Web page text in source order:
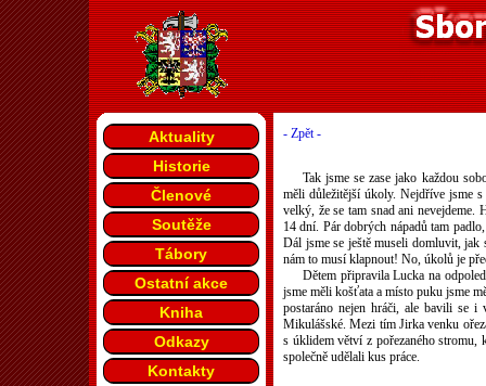
- Zpět -
Tak jsme se zase jako každou
měli důležitější úkoly. Nejdříve jsme
velký, že se tam snad ani nevejdeme.
14 dní. Pár dobrých nápadů tam
Dál jsme se ještě museli domluvit, jak
nám to musí klapnout! No, úkolů je
Dětem připravila Lucka na
jsme měli košťata a místo puku jsme
postaráno nejen hráči, ale bavili se i
Mikulášské. Mezi tím Jirka venku
s úklidem větví z pořezaného stromu,
společně udělali kus práce.
Aktuality
Historie
Členové
Soutěže
Tábory
Ostatní akce
Kniha
Odkazy
Kontakty